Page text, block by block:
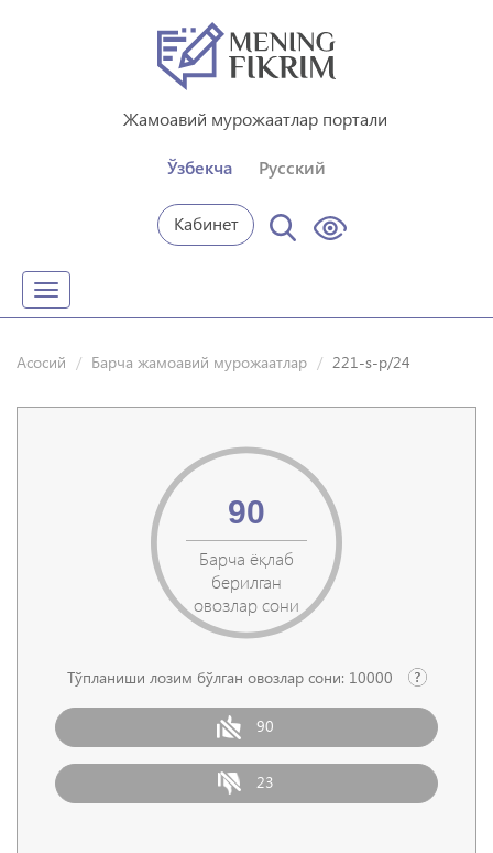
Жамоавий мурожаатлар портали
Ўзбекча Русский
Кабинет
Toggle
navigation
Асосий Барча жамоавий мурожаатлар 221-s-p/24
Барча ёқлаб
берилган
овозлар сони
90
Тўпланиши лозим бўлган овозлар сони: 10000
90
23